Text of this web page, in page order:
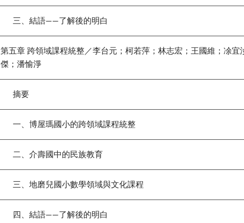
三、結語——了解後的明白
第五章 跨領域課程統整／李台元；柯若萍；林志宏；王國維；凃
傑；潘愉淨
摘要
一、博屋瑪國小的跨領域課程統整
二、介壽國中的民族教育
三、地磨兒國小數學領域與文化課程
四、結語——了解後的明白